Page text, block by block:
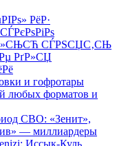
РёР·
СЃРЅСЏС‚СЊ
РґР»СЏ
и гофротары
любых форматов и
СВО: «Зенит»,
— миллиардеры
Иссык-Куль